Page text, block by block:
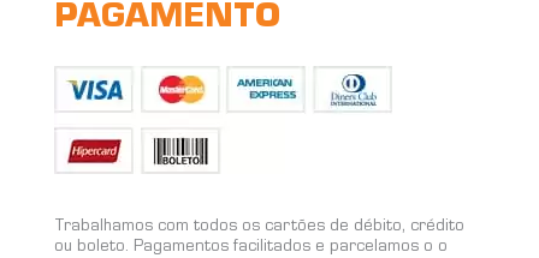
PAGAMENTO
Trabalhamos com todos os cartões de débito, crédito
ou boleto. Pagamentos facilitados e parcelamos o o